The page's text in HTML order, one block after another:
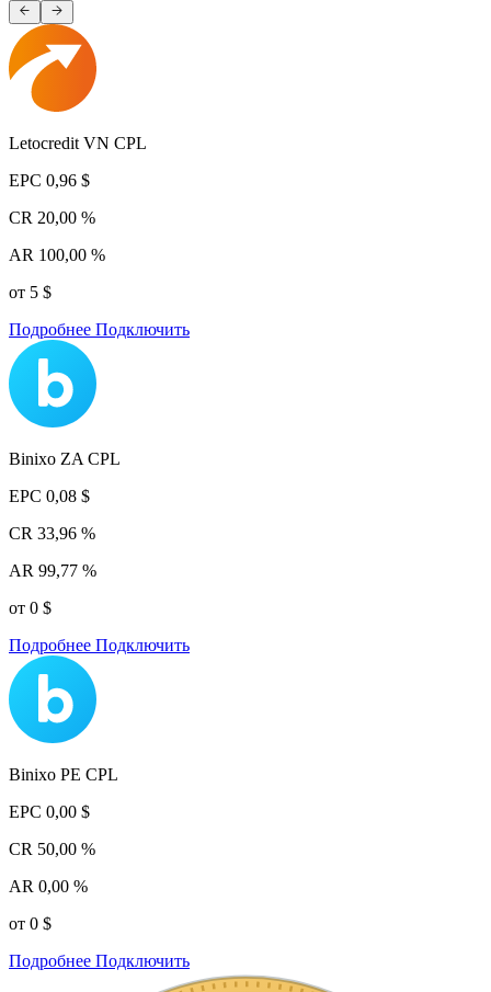
Letocredit VN CPL
EPC 0,96 $
CR 20,00 %
AR 100,00 %
от 5 $
Подробнее Подключить
Binixo ZA CPL
EPC 0,08 $
CR 33,96 %
AR 99,77 %
от 0 $
Подробнее Подключить
Binixo PE CPL
EPC 0,00 $
CR 50,00 %
AR 0,00 %
от 0 $
Подробнее Подключить